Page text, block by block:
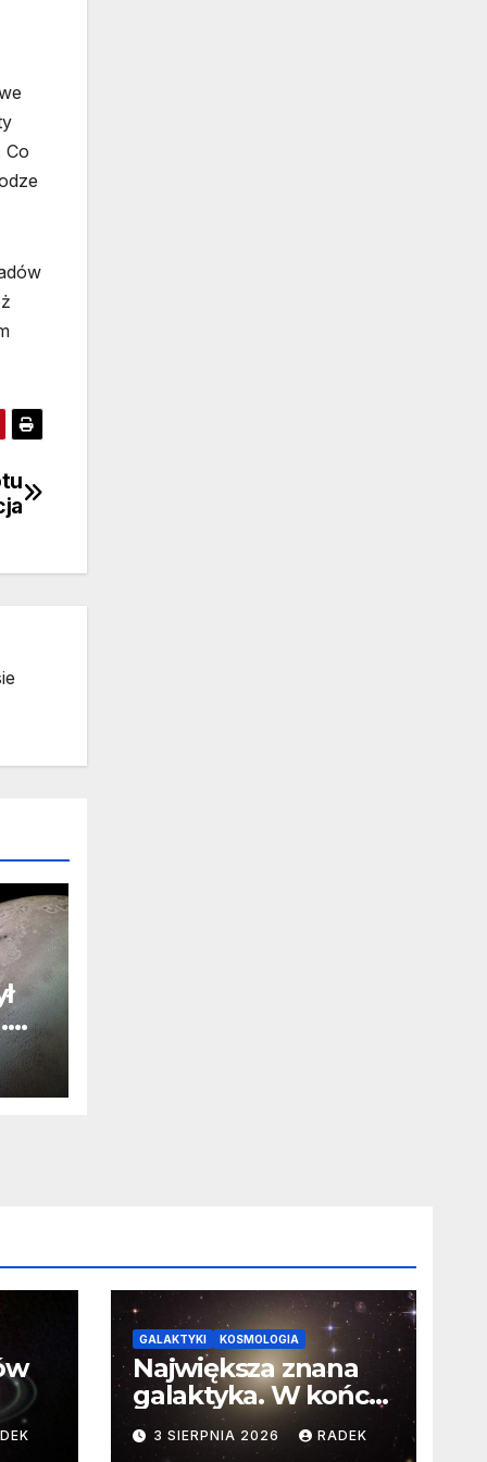
Co
GALAKTYKI KOSMOLOGIA
Największa znana
galaktyka. W końcu
poznaliśmy jej
faktyczne wymiary
3 SIERPNIA 2026 RADEK